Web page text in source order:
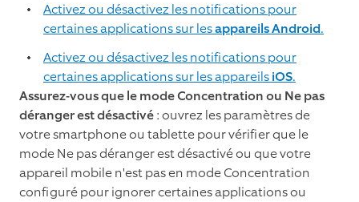
Activez ou désactivez les notifications pour
certaines applications sur lesappareils Android.
Activez ou désactivez les notifications pour
certaines applications sur les appareilsiOS.
Assurez-vous que le mode Concentration ou Ne pas
déranger est désactivé: ouvrez les paramètres de
votre smartphone ou tablette pour vérifier que le
mode Ne pas déranger est désactivé ou que votre
appareil mobile n'est pas en mode Concentration
configuré pour ignorer certaines applications ou